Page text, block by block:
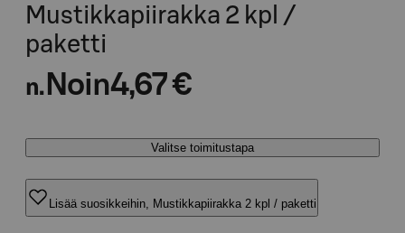
Mustikkapiirakka 2 kpl /
paketti
n. Noin4,67 €
Valitse toimitustapa
Lisää suosikkeihin, Mustikkapiirakka 2 kpl / paketti